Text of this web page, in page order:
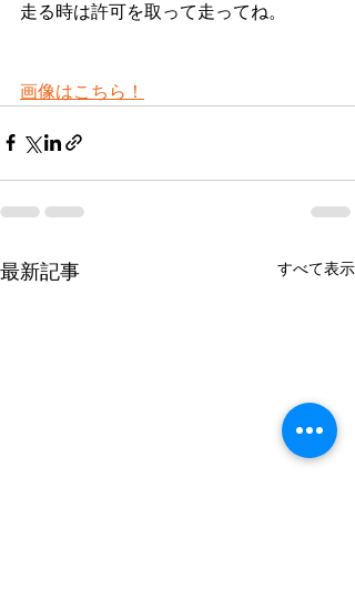
走る時は許可を取って走ってね。
画像はこちら！
最新記事 すべて表示